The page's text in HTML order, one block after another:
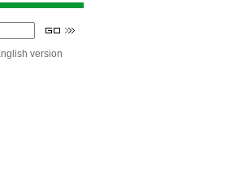
version